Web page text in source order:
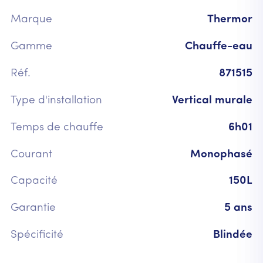
Marque Thermor
Gamme Chauffe-eau
Réf. 871515
Type d'installation Vertical murale
Temps de chauffe 6h01
Courant Monophasé
Capacité 150L
Garantie 5 ans
Spécificité Blindée